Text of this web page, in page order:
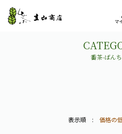
マ
番茶-ばん
表示順 : 価格の